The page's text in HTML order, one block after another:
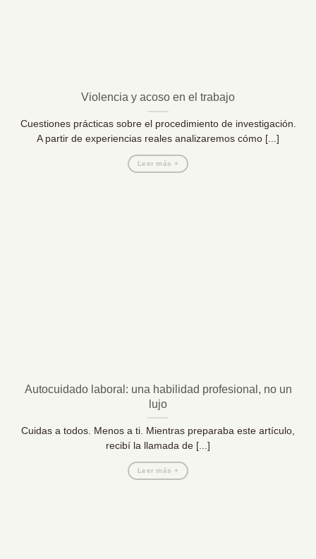
Violencia y acoso en el trabajo
Cuestiones prácticas sobre el procedimiento de investigación.
A partir de experiencias reales analizaremos cómo [...]
Leer más +
Autocuidado laboral: una habilidad profesional, no un
lujo
Cuidas a todos. Menos a ti. Mientras preparaba este artículo,
recibí la llamada de [...]
Leer más +